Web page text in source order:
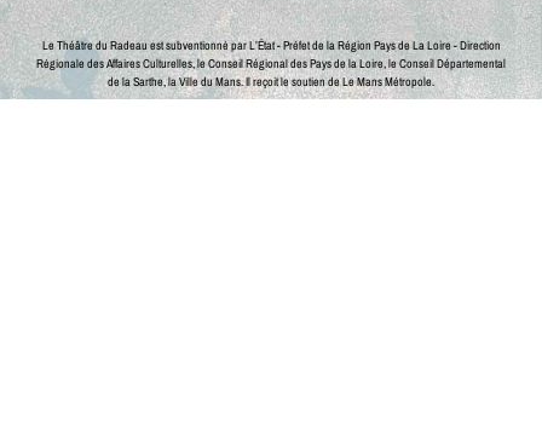
Le Théâtre du Radeau est subventionné par L’État - Préfet de la Région Pays de La Loire - Direction
Régionale des Affaires Culturelles, le Conseil Régional des Pays de la Loire, le Conseil Départemental
de la Sarthe, la Ville du Mans.Il reçoit le soutien de Le Mans Métropole.